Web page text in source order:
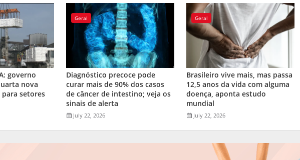
governo
nova
setores
Geral
Diagnóstico precoce pode
curar mais de 90% dos casos
de câncer de intestino; veja os
sinais de alerta
July 22, 2026
Geral
Brasileiro vive mais, mas passa
12,5 anos da vida com alguma
doença, aponta estudo
mundial
July 22, 2026